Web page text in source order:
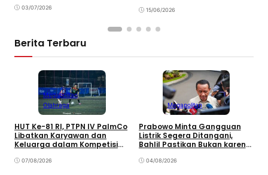
03/07/2026 15/06/2026
Berita Terbaru
Megapolitan
Olahraga
HUT Ke-81 RI, PTPN IV PalmCo
Libatkan Karyawan dan
Keluarga dalam Kompetisi
07/08/2026
Megapolitan
Prabowo Minta Gangguan
Listrik Segera Ditangani,
Bahlil Pastikan Bukan karena
04/08/2026